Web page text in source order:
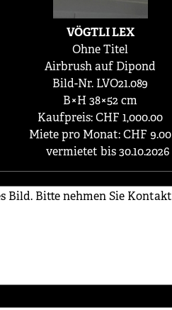
VÖGTLI LEX
Ohne Titel
Airbrush auf Dipond
Bild-Nr. LVO21.089
B×H 38×52 cm
Kaufpreis: CHF 1,000.00
Miete pro Monat: CHF 9.00
vermietet bis 30.10.2026